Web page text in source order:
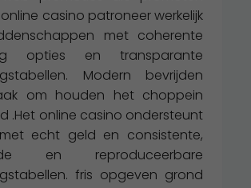
casino patroneer werkelijk
met coherente
opties en transparante
Modern bevrijden
om houden het choppein
.Het online casino ondersteunt
echt geld en consistente,
en reproduceerbare
fris opgeven grond